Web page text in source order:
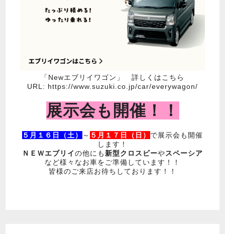
「Newエブリイワゴン」 詳しくはこちら
URL: https://www.suzuki.co.jp/car/everywagon/
展示会も開催！！
５月１６日（土） ～ ５月１７日（日） で展示会も開催
します！
ＮＥＷエブリイの他にも 新型クロスビーやスペーシア
など様々なお車をご準備しています！！
皆様のご来店お待ちしております！！